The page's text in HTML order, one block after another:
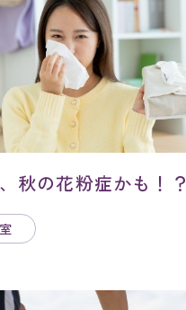
秋の花粉症かも！？